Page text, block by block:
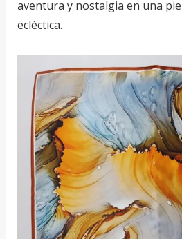
aventura y nostalgia en una
ecléctica.